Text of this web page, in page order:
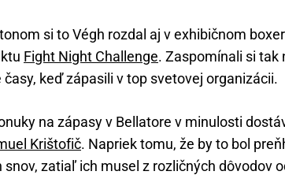
si to Végh rozdal aj v exhibičnom
Fight Night Challenge. Zaspomínali si tak
časy, keď zápasili v top svetovej organizácii.
na zápasy v Bellatore v minulosti
Krištofič. Napriek tomu, že by to bol
snov, zatiaľ ich musel z rozličných dôvodov